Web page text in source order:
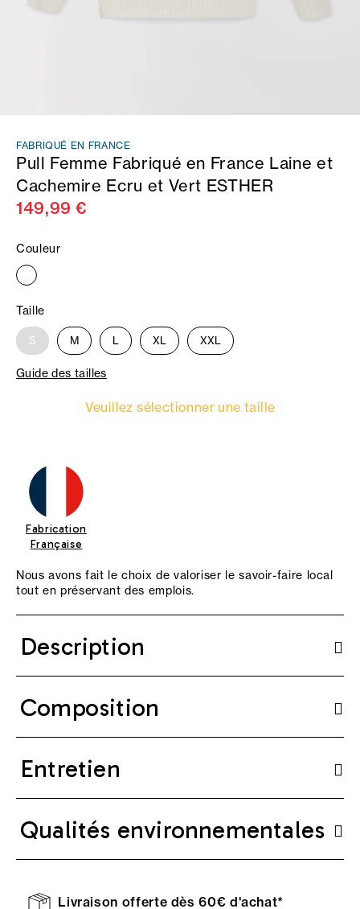
FABRIQUÉ EN FRANCE
Pull Femme Fabriqué en France Laine et
Cachemire Ecru et Vert ESTHER
149,99 €
Couleur
Taille
S M L XL XXL
Guide des tailles
Veuillez sélectionner une taille
Fabrication
Française
Nous avons fait le choix de valoriser le savoir-faire local
tout en préservant des emplois.
Description
Composition
Entretien
Qualités environnementales
Livraison offerte dès 60€ d'achat*